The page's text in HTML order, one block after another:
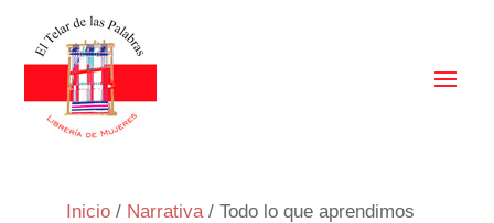
Inicio / Narrativa/ Todo lo que aprendimos